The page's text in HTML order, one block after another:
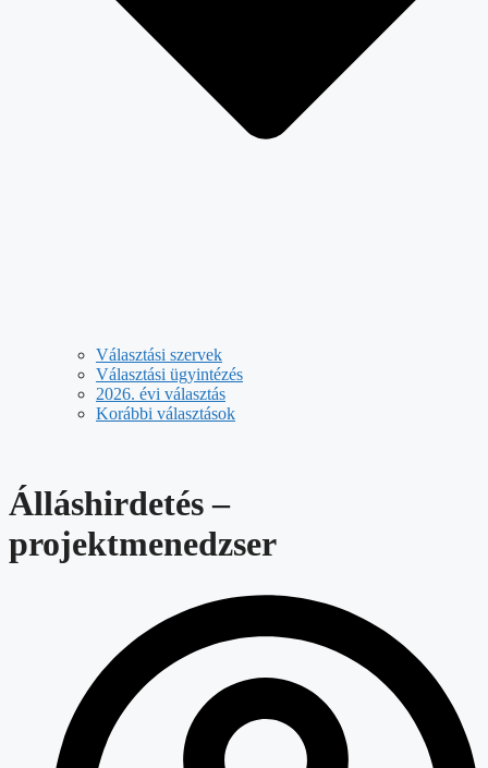
Választási szervek
Választási ügyintézés
2026. évi választás
Korábbi választások
Álláshirdetés –
projektmenedzser